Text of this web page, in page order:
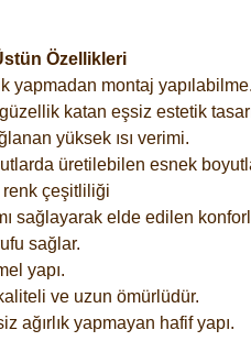
Özellikleri
yapmadan montaj yapılabilme.
katan eşsiz estetik
yüksek ısı verimi.
üretilebilen esnek
renk çeşitliliği
sağlayarak elde edilen
sağlar.
yapı.
ve uzun ömürlüdür.
ağırlık yapmayan hafif yapı.